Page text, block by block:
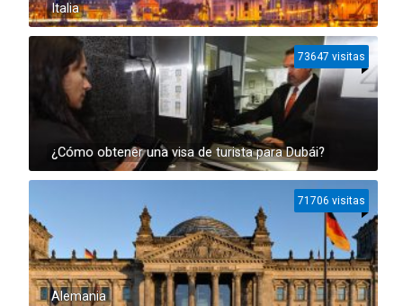
Italia
¿Cómo obtener una visa de turista para Dubái?
73647 visitas
Alemania
71706 visitas